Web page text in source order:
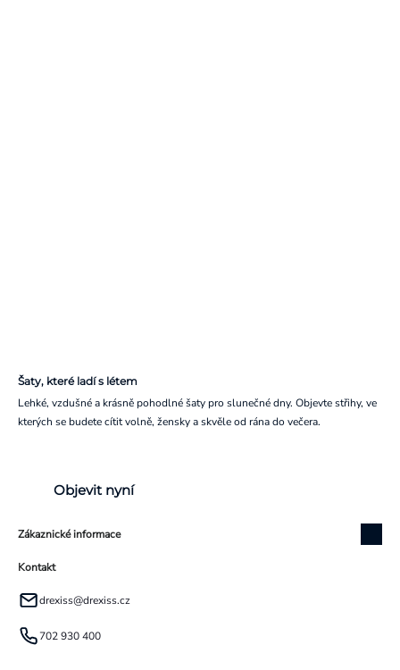
Šaty, které ladí s létem
Lehké, vzdušné a krásně pohodlné šaty pro slunečné dny. Objevte střihy, ve
kterých se budete cítit volně, žensky a skvěle od rána do večera.
Objevit nyní
Zákaznické informace
Kontakt
drexiss@drexiss.cz
702 930 400